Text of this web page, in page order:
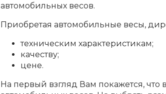
автомобильных весов.
Приобретая автомобильные весы,
техническим характеристикам;
качеству;
цене.
На первый взгляд Вам покажется,